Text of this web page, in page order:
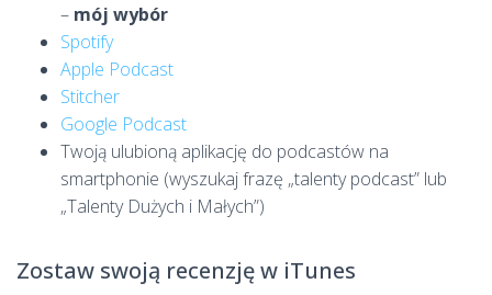
– mój wybór
Spotify
Apple Podcast
Stitcher
Google Podcast
Twoją ulubioną aplikację do podcastów na
smartphonie (wyszukaj frazę „talenty podcast” lub
„Talenty Dużych i Małych”)
Zostaw swoją recenzję w iTunes